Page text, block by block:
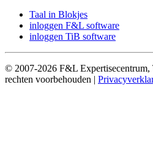
Taal in Blokjes
inloggen F&L software
inloggen TiB software
© 2007-2026 F&L Expertisecentrum,
rechten voorbehouden |